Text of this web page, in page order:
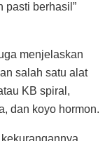
pasti berhasil”
menjelaskan
salah satu alat
KB spiral,
dan koyo hormon.